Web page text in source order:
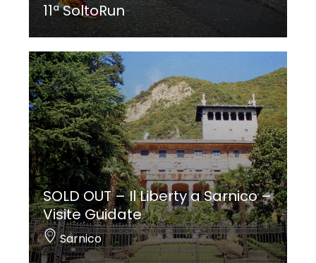
11ª SoltoRun
SOLD OUT – Il Liberty a Sarnico –
Visite Guidate
Sarnico